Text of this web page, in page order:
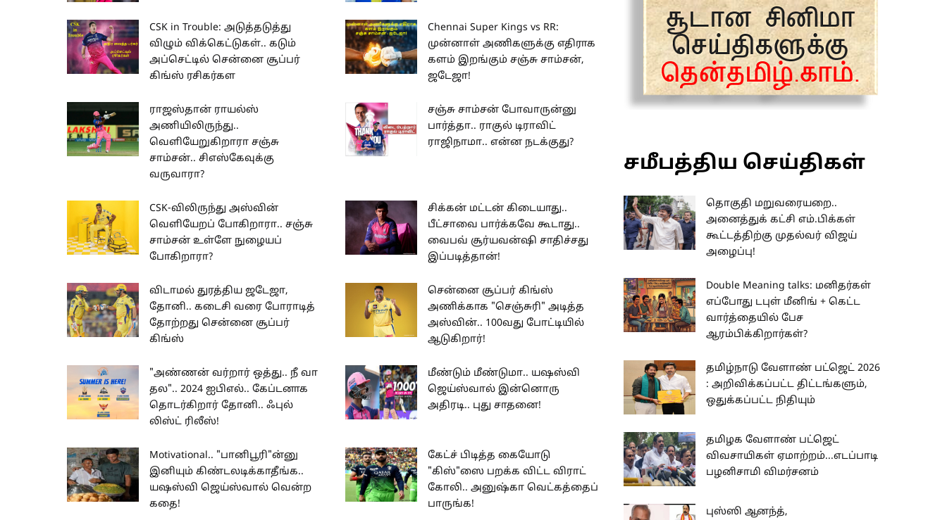
CSK in Trouble: அடுத்தடுத்து
விழும் விக்கெட்டுகள்.. கடும்
அப்செட்டில் சென்னை சூப்பர்
கிங்ஸ் ரசிகர்கள
Chennai Super Kings vs RR:
முன்னாள் அணிகளுக்கு எதிராக
களம் இறங்கும் சஞ்சு சாம்சன்,
ஜடேஜா!
ராஜஸ்தான் ராயல்ஸ்
அணியிலிருந்து..
வெளியேறுகிறாரா சஞ்சு
சாம்சன்.. சிஎஸ்கேவுக்கு
வருவாரா?
சஞ்சு சாம்சன் போவாருன்னு
பார்த்தா.. ராகுல் டிராவிட்
ராஜிநாமா.. என்ன நடக்குது?
CSK-விலிருந்து அஸ்வின்
வெளியேறப் போகிறாரா.. சஞ்சு
சாம்சன் உள்ளே நுழையப்
போகிறாரா?
சிக்கன் மட்டன் கிடையாது..
பீட்சாவை பார்க்கவே கூடாது..
வைபவ் சூர்யவன்ஷி சாதிச்சது
இப்படித்தான்!
விடாமல் துரத்திய ஜடேஜா,
தோனி.. கடைசி வரை போராடித்
தோற்றது சென்னை சூப்பர்
கிங்ஸ்
சென்னை சூப்பர் கிங்ஸ்
அணிக்காக "செஞ்சுரி" அடித்த
அஸ்வின்.. 100வது போட்டியில்
ஆடுகிறார்!
"அண்ணன் வர்றார் ஒத்து.. நீ வா
தல".. 2024 ஐபிஎல்.. கேப்டனாக
தொடர்கிறார் தோனி.. ஃபுல்
லிஸ்ட் ரிலீஸ்!
மீண்டும் மீண்டுமா.. யஷஸ்வி
ஜெய்ஸ்வால் இன்னொரு
அதிரடி.. புது சாதனை!
Motivational.. "பானிபூரி"ன்னு
இனியும் கிண்டலடிக்காதீங்க..
யஷஸ்வி ஜெய்ஸ்வால் வென்ற
கதை!
கேட்ச் பிடித்த கையோடு
"கிஸ்"ஸை பறக்க விட்ட விராட்
கோலி.. அனுஷ்கா வெட்கத்தைப்
பாருங்க!
சமீபத்திய செய்திகள்
தொகுதி மறுவரையறை..
அனைத்துக் கட்சி எம்.பிக்கள்
கூட்டத்திற்கு முதல்வர் விஜய்
அழைப்பு!
Double Meaning talks: மனிதர்கள்
எப்போது டபுள் மீனிங் + கெட்ட
வார்த்தையில் பேச
ஆரம்பிக்கிறார்கள்?
தமிழ்நாடு வேளாண் பட்ஜெட் 2026
: அறிவிக்கப்பட்ட திட்டங்களும்,
ஒதுக்கப்பட்ட நிதியும்
தமிழக வேளாண் பட்ஜெட்
விவசாயிகள் ஏமாற்றம்...எடப்பாடி
பழனிசாமி விமர்சனம்
புஸ்ஸி ஆனந்த்,